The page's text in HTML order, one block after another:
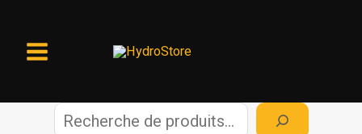
contenu